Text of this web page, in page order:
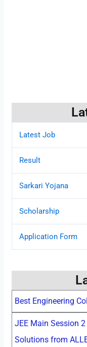
Latest Job
Result
Sarkari Yojana
Scholarship
Application Form
Best Engineering
JEE Main Session
Solutions from